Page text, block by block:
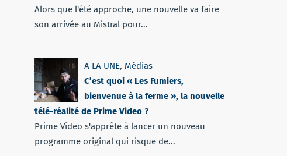
Alors que l'été approche, une nouvelle va faire
son arrivée au Mistral pour...
A LA UNE, Médias
C’est quoi « Les Fumiers,
bienvenue à la ferme », la nouvelle
télé-réalité de Prime Video ?
Prime Video s'apprête à lancer un nouveau
programme original qui risque de...